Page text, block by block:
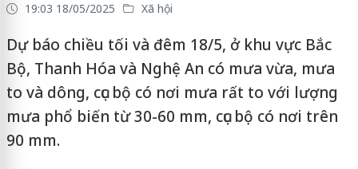
19:03 18/05/2025 Xã hội
Dự báo chiều tối và đêm 18/5, ở khu vực Bắc
Bộ, Thanh Hóa và Nghệ An có mưa vừa, mưa
to và dông, cục bộ có nơi mưa rất to với lượng
mưa phổ biến từ 30-60 mm, cục bộ có nơi trên
90 mm.